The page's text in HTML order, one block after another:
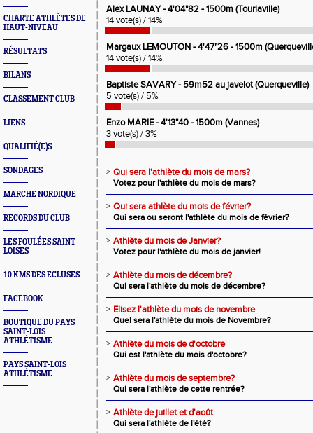
CHARTE ATHLÈTES DE
HAUT-NIVEAU
RÉSULTATS
BILANS
CLASSEMENT CLUB
LIENS
QUALIFIÉ(E)S
SONDAGES
MARCHE NORDIQUE
RECORDS DU CLUB
LES FOULÉES SAINT
LOISES
10 KMS DES ECLUSES
FACEBOOK
BOUTIQUE DU PAYS
SAINT-LOIS
ATHLÉTISME
PAYS SAINT-LOIS
ATHLÉTISME
Alex LAUNAY - 4'04"82 - 1500m (Tourlaville)
14 vote(s) / 14%
Margaux LEMOUTON - 4'47"26 - 1500m
14 vote(s) / 14%
Baptiste SAVARY - 59m52 au javelot (Querqueville)
5 vote(s) / 5%
Enzo MARIE - 4'13"40 - 1500m (Vannes)
3 vote(s) / 3%
> Qui sera l'athlète du mois de mars?
Votez pour l'athlète du mois de mars?
> Qui sera athlète du mois de février?
Qui sera ou seront l'athlète du mois de février?
> Athlète du mois de Janvier?
Votez pour l'athlète du mois de janvier!
> Athlète du mois de décembre?
Qui sera l'athlète du mois de décembre?
> Elisez l'athlète du mois de novembre
Quel sera l'athlète du mois de Novembre?
> Athlète du mois de d'octobre
Qui est l'athlète du mois d'octobre?
> Athlète du mois de septembre?
Qui sera l'athlète de cette rentrée?
> Athlète de juillet et d'août
Qui sera l'athlète de l'été?